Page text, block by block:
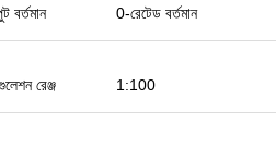
বর্তমান 0-রেটেড বর্তমান
রেঞ্জ 1:100